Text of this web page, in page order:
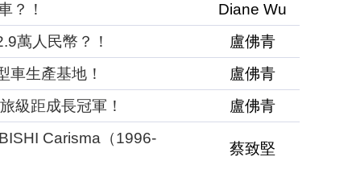
？！
Diane Wu
萬人民幣？！
盧佛青
車生產基地！
盧佛青
級距成長冠軍！
盧佛青
Carisma（1996-
蔡致堅